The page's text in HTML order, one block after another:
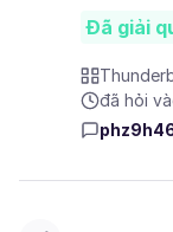
Đã giải
đã hỏi